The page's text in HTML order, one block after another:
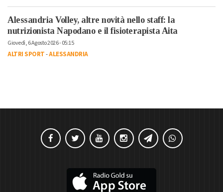
Alessandria Volley, altre novità nello staff: la
nutrizionista Napodano e il fisioterapista Aita
Giovedì, 6 Agosto 2026 - 05:15
ALTRI SPORT-ALESSANDRIA